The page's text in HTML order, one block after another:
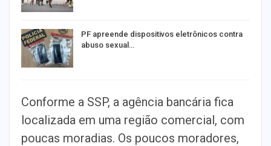
PF apreende dispositivos eletrônicos contra
abuso sexual…
Conforme a SSP, a agência bancária fica
localizada em uma região comercial, com
poucas moradias. Os poucos moradores,